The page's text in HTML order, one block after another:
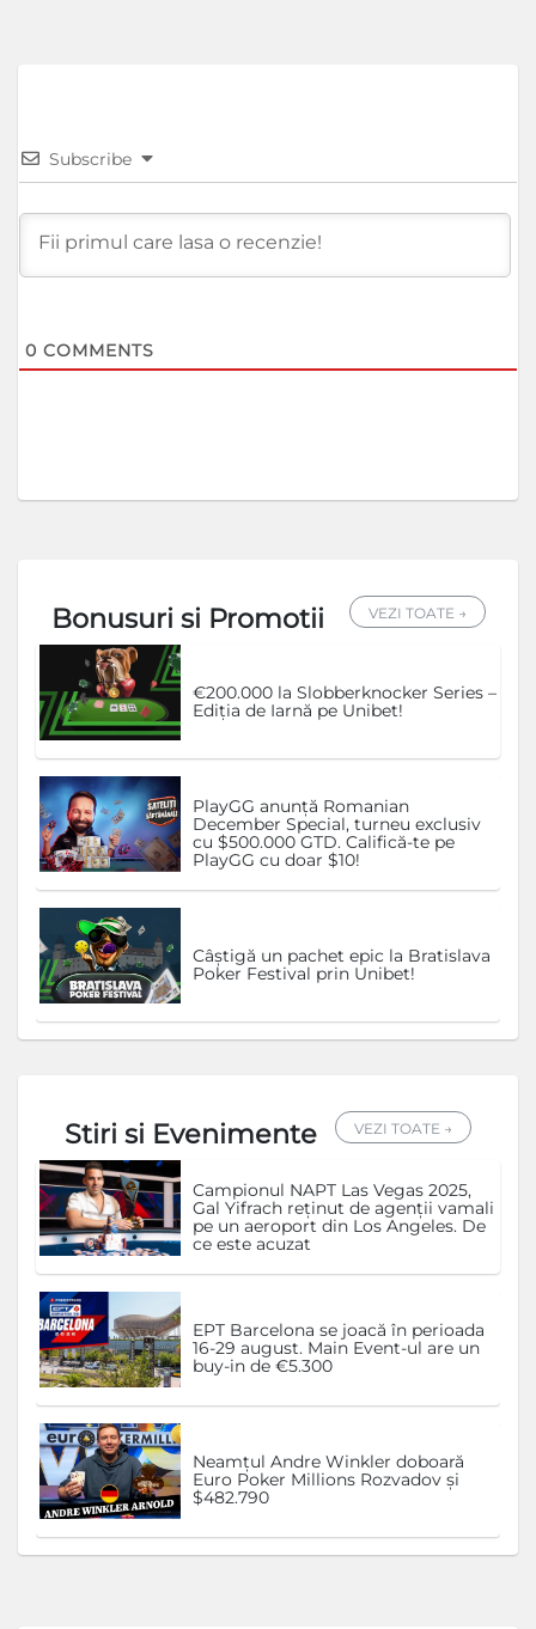
Subscribe
0 COMMENTS
Bonusuri si Promotii VEZI TOATE →
€200.000 la Slobberknocker Series –
Ediția de Iarnă pe Unibet!
PlayGG anunță Romanian
December Special, turneu exclusiv
cu $500.000 GTD. Califică-te pe
PlayGG cu doar $10!
Câștigă un pachet epic la Bratislava
Poker Festival prin Unibet!
Stiri si Evenimente VEZI TOATE →
Campionul NAPT Las Vegas 2025,
Gal Yifrach reținut de agenții vamali
pe un aeroport din Los Angeles. De
ce este acuzat
EPT Barcelona se joacă în perioada
16-29 august. Main Event-ul are un
buy-in de €5.300
Neamțul Andre Winkler doboară
Euro Poker Millions Rozvadov și
$482.790